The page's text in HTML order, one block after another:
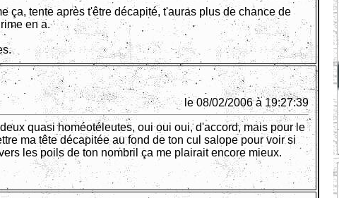
ça, tente après t'être décapité, t'auras plus de chance de
en a.
le 08/02/2006 à 19:27:39
quasi homéotéleutes, oui oui oui, d'accord, mais pour le
ma tête décapitée au fond de ton cul salope pour voir si
les poils de ton nombril ça me plairait encore mieux.